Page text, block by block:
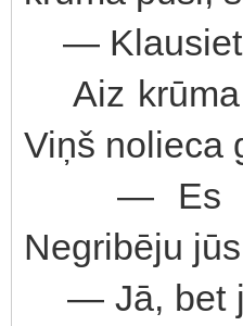
—
Aiz krūma
Viņš nolieca
— Es
Negribēju
— Jā, bet